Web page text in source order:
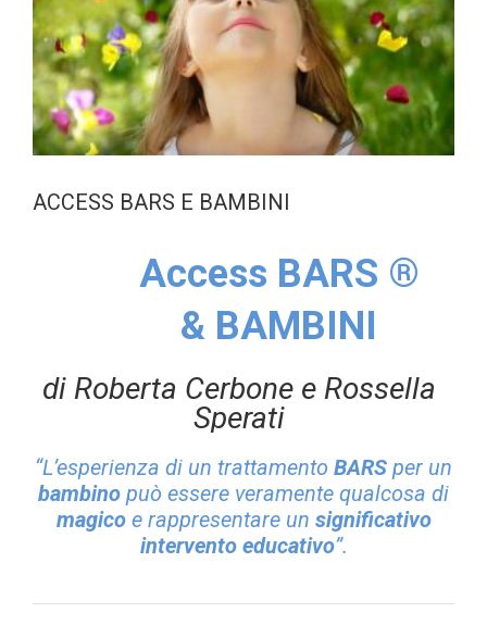
ACCESS BARS E BAMBINI
Access BARS ®
& BAMBINI
di Roberta Cerbone e Rossella
Sperati
“L’esperienza di un trattamento BARS per un
bambino può essere veramente qualcosa di
magicoe rappresentare un significativo
intervento educativo”.